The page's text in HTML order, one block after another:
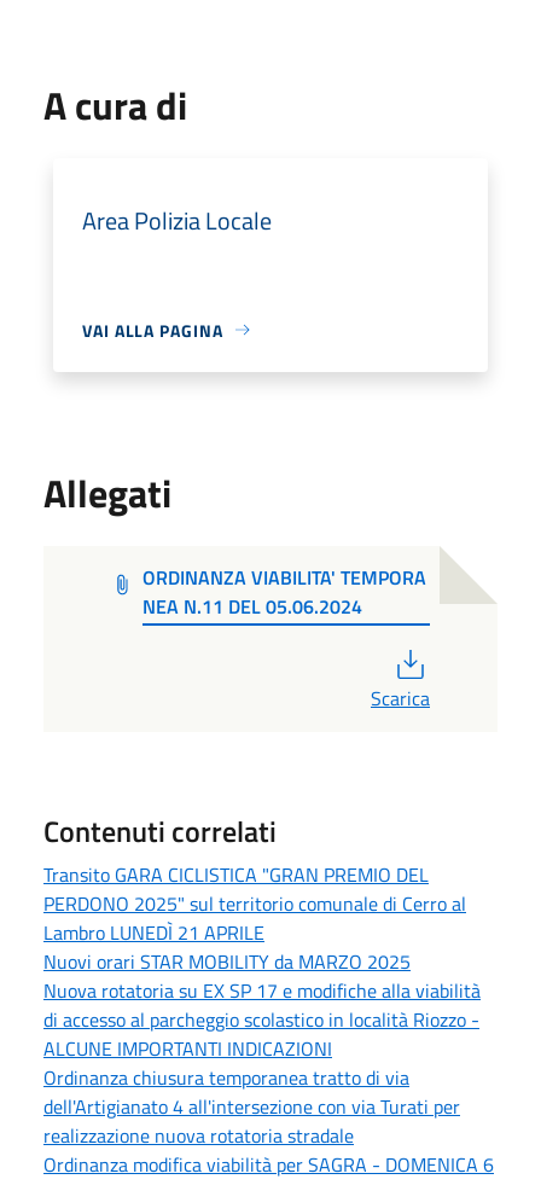
A cura di
Area Polizia Locale
VAI ALLA PAGINA
Allegati
ORDINANZA VIABILITA' TEMPORA
NEA N.11 DEL 05.06.2024
Scarica
Contenuti correlati
Transito GARA CICLISTICA "GRAN PREMIO DEL
PERDONO 2025" sul territorio comunale di Cerro al
Lambro LUNEDÌ 21 APRILE
Nuovi orari STAR MOBILITY da MARZO 2025
Nuova rotatoria su EX SP 17 e modifiche alla viabilità
di accesso al parcheggio scolastico in località Riozzo -
ALCUNE IMPORTANTI INDICAZIONI
Ordinanza chiusura temporanea tratto di via
dell'Artigianato 4 all'intersezione con via Turati per
realizzazione nuova rotatoria stradale
Ordinanza modifica viabilità per SAGRA - DOMENICA 6